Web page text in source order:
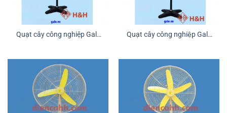
Quạt cây công nghiệp Gale
Quạt cây công nghiệp Gale